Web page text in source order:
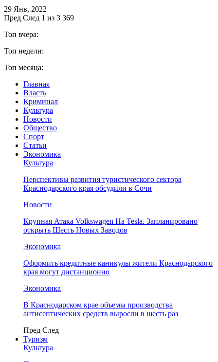
29 Янв, 2022
Пред След 1 из 3 369
Топ вчера:
Топ недели:
Топ месяца:
Главная
Власть
Криминал
Культура
Новости
Общество
Спорт
Статьи
Экономика
Культура
Перспективы развития туристического сектора
Краснодарского края обсудили в Сочи
Новости
Крупная Атака Volkswagen На Tesla. Запланировано
открыть Шесть Новых Заводов
Экономика
Оформить кредитные каникулы жители Краснодарского
края могут дистанционно
Экономика
В Краснодарском крае объемы производства
антисептических средств выросли в шесть раз
Пред След
Туризм
Культура